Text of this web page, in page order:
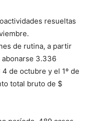
resueltas
de rutina, a partir
abonarse 3.336
de octubre y el 1º de
total bruto de $